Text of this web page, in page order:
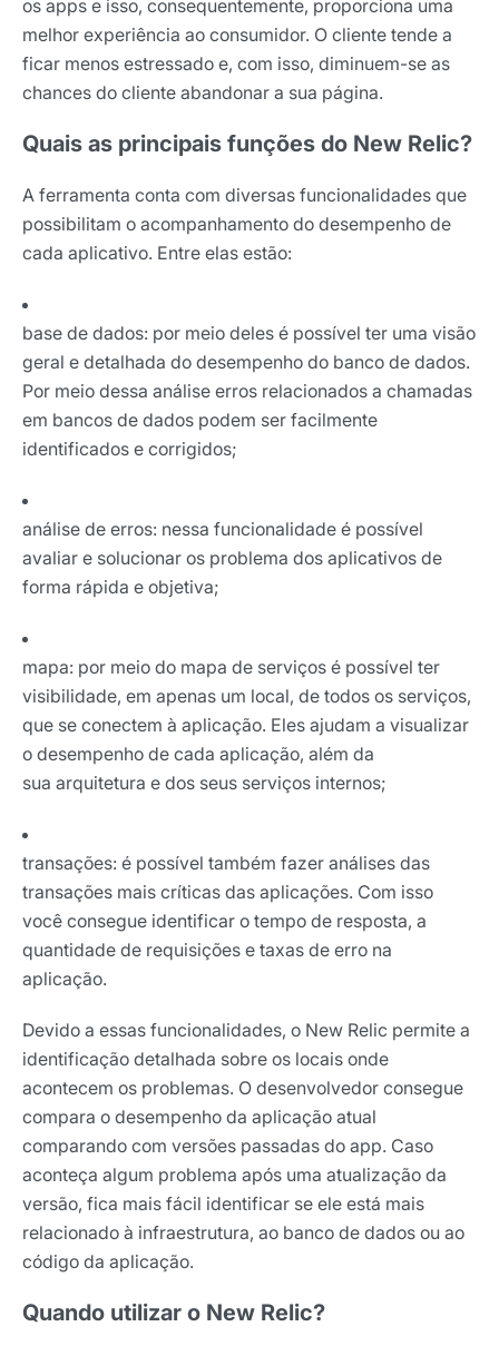
os apps e isso, consequentemente, proporciona uma
melhor experiência ao consumidor. O cliente tende a
ficar menos estressado e, com isso, diminuem-se as
chances do cliente abandonar a sua página.
Quais as principais funções do New Relic?
A ferramenta conta com diversas funcionalidades que
possibilitam o acompanhamento do desempenho de
cada aplicativo. Entre elas estão:
base de dados: por meio deles é possível ter uma visão
geral e detalhada do desempenho do banco de dados.
Por meio dessa análise erros relacionados a chamadas
em bancos de dados podem ser facilmente
identificados e corrigidos;
análise de erros: nessa funcionalidade é possível
avaliar e solucionar os problema dos aplicativos de
forma rápida e objetiva;
mapa: por meio do mapa de serviços é possível ter
visibilidade, em apenas um local, de todos os serviços,
que se conectem à aplicação. Eles ajudam a visualizar
o desempenho de cada aplicação, além da
sua arquitetura e dos seus serviços internos;
transações: é possível também fazer análises das
transações mais críticas das aplicações. Com isso
você consegue identificar o tempo de resposta, a
quantidade de requisições e taxas de erro na
aplicação.
Devido a essas funcionalidades, o New Relic permite a
identificação detalhada sobre os locais onde
acontecem os problemas. O desenvolvedor consegue
compara o desempenho da aplicação atual
comparando com versões passadas do app. Caso
aconteça algum problema após uma atualização da
versão, fica mais fácil identificar se ele está mais
relacionado à infraestrutura, ao banco de dados ou ao
código da aplicação.
Quando utilizar o New Relic?